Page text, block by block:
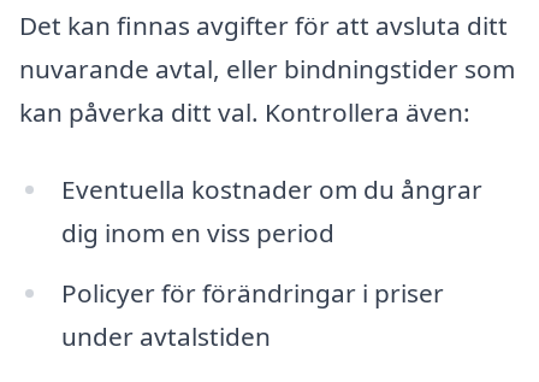
Det kan finnas avgifter för att avsluta ditt
nuvarande avtal, eller bindningstider som
kan påverka ditt val. Kontrollera även:
Eventuella kostnader om du ångrar
dig inom en viss period
Policyer för förändringar i priser
under avtalstiden